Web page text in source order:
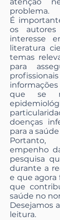
problema.
É
os
interesse
literatura
temas
para
que se
doenças
para a
empenho
pesquisa
durante a
e que agora
que
saúde no
Desejamos
leitura.